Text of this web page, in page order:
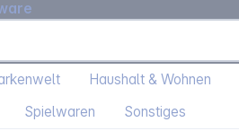
Haushalt & Wohnen
Spielwaren Sonstiges